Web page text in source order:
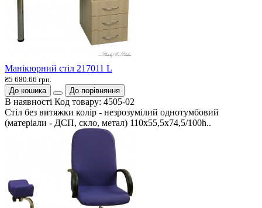
Манікюрний стіл 217011 L
₴5 680.66 грн.
До кошика
До порівняння
В наявності Код товару: 4505-02
Стіл без витяжки колір - незрозумілий однотумбовий
(матеріали - ДСП, скло, метал) 110х55,5х74,5/100h..